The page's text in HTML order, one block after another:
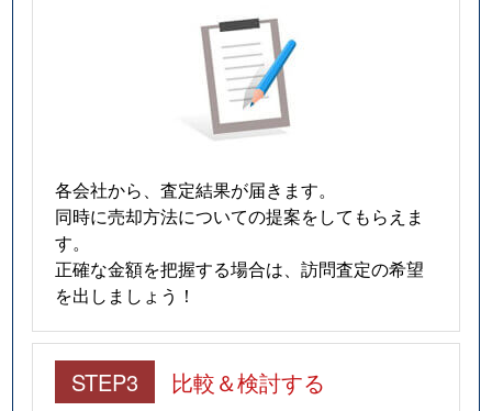
各会社から、査定結果が届きます。
同時に売却方法についての提案をしてもらえま
す。
正確な金額を把握する場合は、訪問査定の希望
を出しましょう！
STEP3 比較＆検討する